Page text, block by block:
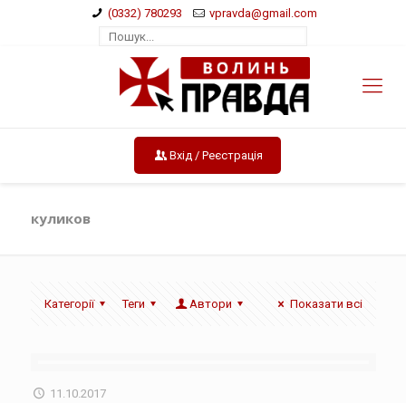
(0332) 780293 vpravda@gmail.com
Вхід / Реєстрація
куликов
Категорії Теги Автори Показати всі
11.10.2017